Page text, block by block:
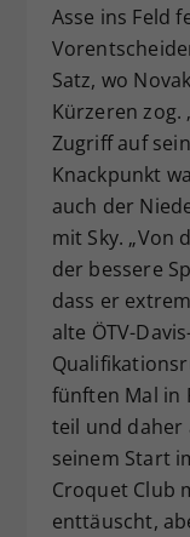
Asse ins Feld
Satz, wo
Kürzeren zog.
Zugriff auf
Knackpunkt
auch der
mit Sky. „Von
der bessere
dass er
alte ÖTV-
fünften Mal in
teil und daher
seinem Start
Croquet Club
enttäuscht,